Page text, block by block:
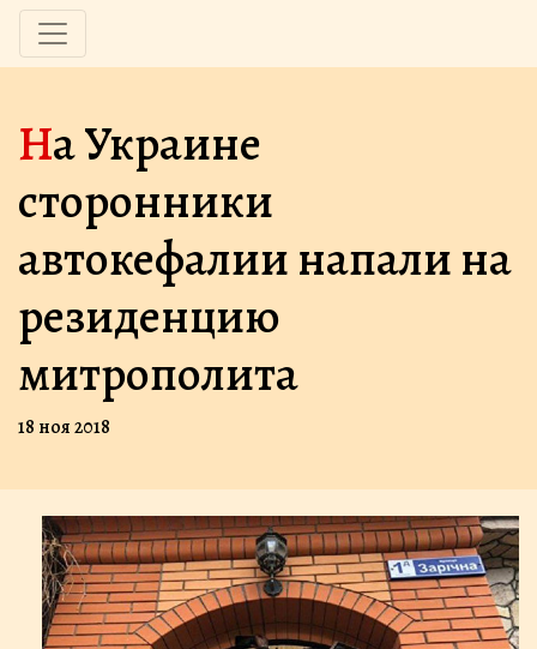
На Украине
сторонники
автокефалии напали на
резиденцию
митрополита
18 ноя 2018